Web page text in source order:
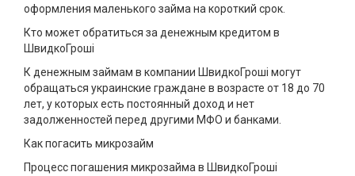
оформления маленького займа на короткий срок.
Кто может обратиться за денежным кредитом в
ШвидкоГроші
К денежным займам в компании ШвидкоГроші могут
обращаться украинские граждане в возрасте от 18 до 70
лет, у которых есть постоянный доход и нет
задолженностей перед другими МФО и банками.
Как погасить микрозайм
Процесс погашения микрозайма в ШвидкоГроші